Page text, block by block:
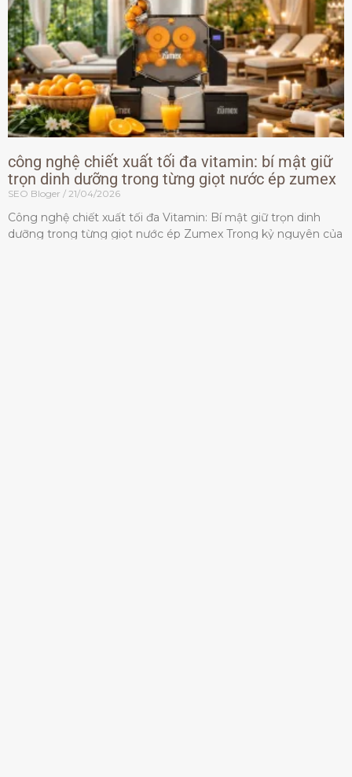
công nghệ chiết xuất tối đa vitamin: bí mật giữ
trọn dinh dưỡng trong từng giọt nước ép zumex
SEO Bloger 21/04/2026
Công nghệ chiết xuất tối đa Vitamin: Bí mật giữ trọn dinh
dưỡng trong từng giọt nước ép Zumex Trong kỷ nguyên của